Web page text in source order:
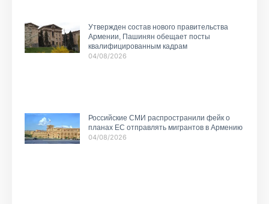
Утвержден состав нового правительства
Армении, Пашинян обещает посты
квалифицированным кадрам
04/08/2026
Российские СМИ распространили фейк о
планах ЕС отправлять мигрантов в Армению
04/08/2026